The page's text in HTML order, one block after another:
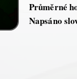
Průměrné
Napsáno